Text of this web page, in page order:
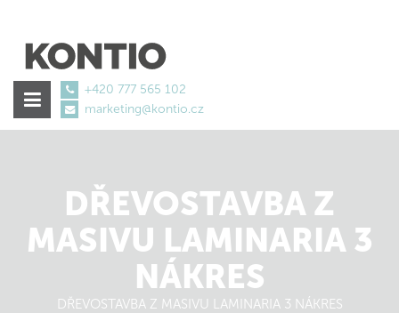
+420 777 565 102
marketing@kontio.cz
DŘEVOSTAVBA Z
MASIVU LAMINARIA 3
NÁKRES
DŘEVOSTAVBA Z MASIVU LAMINARIA 3 NÁKRES